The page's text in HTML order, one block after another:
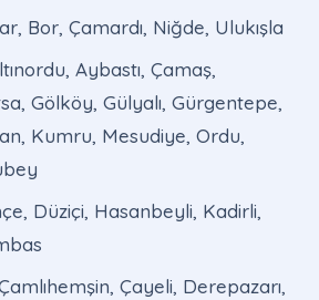
Bor, Çamardı, Niğde, Ulukışla
Aybastı, Çamaş,
Gölköy, Gülyalı, Gürgentepe,
Kumru, Mesudiye, Ordu,
Düziçi, Hasanbeyli, Kadirli,
Çayeli, Derepazarı,